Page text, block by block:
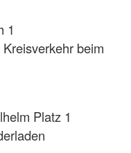
1
beim
Platz 1